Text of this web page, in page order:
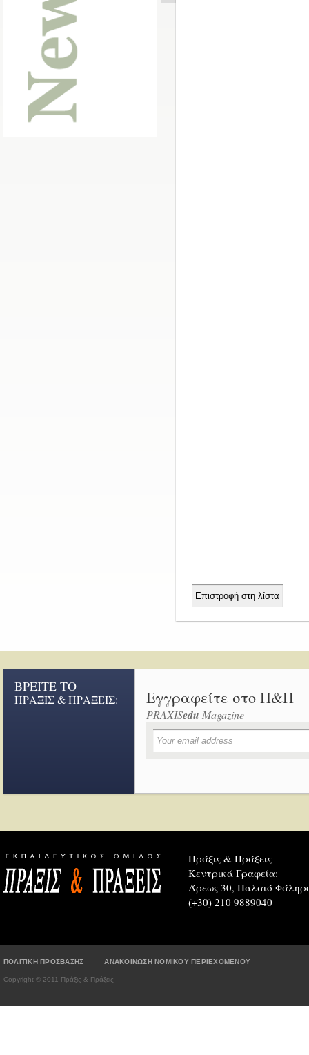
ΒΡΕΙΤΕ ΤΟ
ΠΡΑΞΙΣ & ΠΡΑΞΕΙΣ: Εγγραφείτε στο Π&Π
PRAXISedu Magazine
Πράξις & Πράξεις
Κεντρικά Γραφεία:
Άρεως 30, Παλαιό
(+30) 210 9889040
ΠΟΛΙΤΙΚΗ ΠΡΟΣΒΑΣΗΣ ΑΝΑΚΟΙΝΩΣΗ ΝΟΜΙΚΟΥ ΠΕΡΙΕΧΟΜΕΝΟΥ
Copyright © 2011 Πράξις & Πράξεις